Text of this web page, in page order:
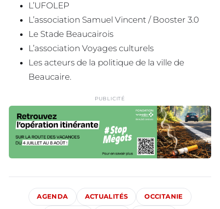
L’UFOLEP
L’association Samuel Vincent / Booster 3.0
Le Stade Beaucairois
L’association Voyages culturels
Les acteurs de la politique de la ville de
Beaucaire.
PUBLICITÉ
AGENDA ACTUALITÉS OCCITANIE